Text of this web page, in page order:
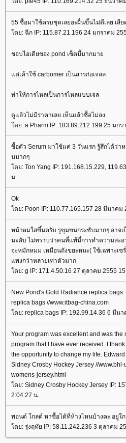
55 ซื้อมาใช้ครบชุดเลยอะผื่นขึ้นไม่ดีเลย เสี
ดย: ฉึก IP: 115.87.21.196 24 มกราคม
ชอบไอเดียของ pond เซ็ตนี้มากมา
ต่เค้าใช้ carbomer เป็นสารก่อเจลล
ทำให้การไหลเป็นการไหลแบบเจล
ดูแล้วไม่มีราคาเลย เห็นแล้วซื้อไม่ลง
ดย: a Pharm IP: 183.89.212.199 25 มกร
ซื้อตัว Serum มาใช้แค่ 3 วันแรก รู้สึกได้ว่
นมากๆ
ดย: Ton Yang IP: 191.168.15.229,
น.
Ok
ดย: Poon IP: 110.77.165.157 28 มีนาคม
หน้าผมใสขึ้นครับ รูขุมขนกระชับมากๆ อาจ
นะคับ ไม่ทราบว่าคนที่แพ้นี่การทำความสะอ
จะหมักหมม เหมือนถังขยะหนะ( ใช้เฉพาะเ
พงกว่าหลายเท่าตัวมาก
ดย: g IP: 171.4.50.16 27 ตุลาคม 2555
New Pond's Gold Radiance replica bags
replica bags //www.itbag-china.com
ดย: replica bags IP: 192.99.14.36 6 มีนา
Your program was excellent and was the
program that I have ever received. I
the opportunity to change my life. Edward
Sidney Crosby Hockey Jersey //
womens-jersey.html
ดย: Sidney Crosby Hockey Jersey IP:
2:04:27 น.
พอนด์ โกลด์ หาซื้อได้ที่ห้างไหนบ้างคะ อยู่ใ
ดย: รุ่งฤทัย IP: 58.11.242.236 3 ตุลาคม